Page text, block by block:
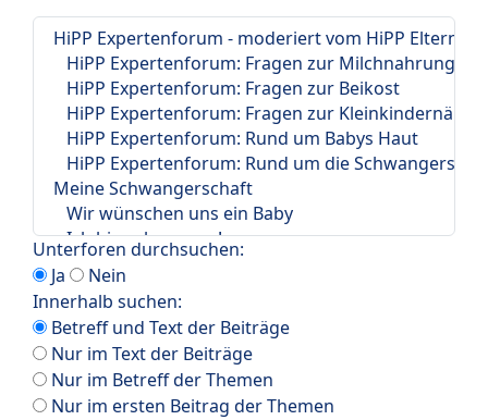
Unterforen durchsuchen:
Ja
Nein
Innerhalb suchen:
Betreff und Text der Beiträge
Nur im Text der Beiträge
Nur im Betreff der Themen
Nur im ersten Beitrag der Themen